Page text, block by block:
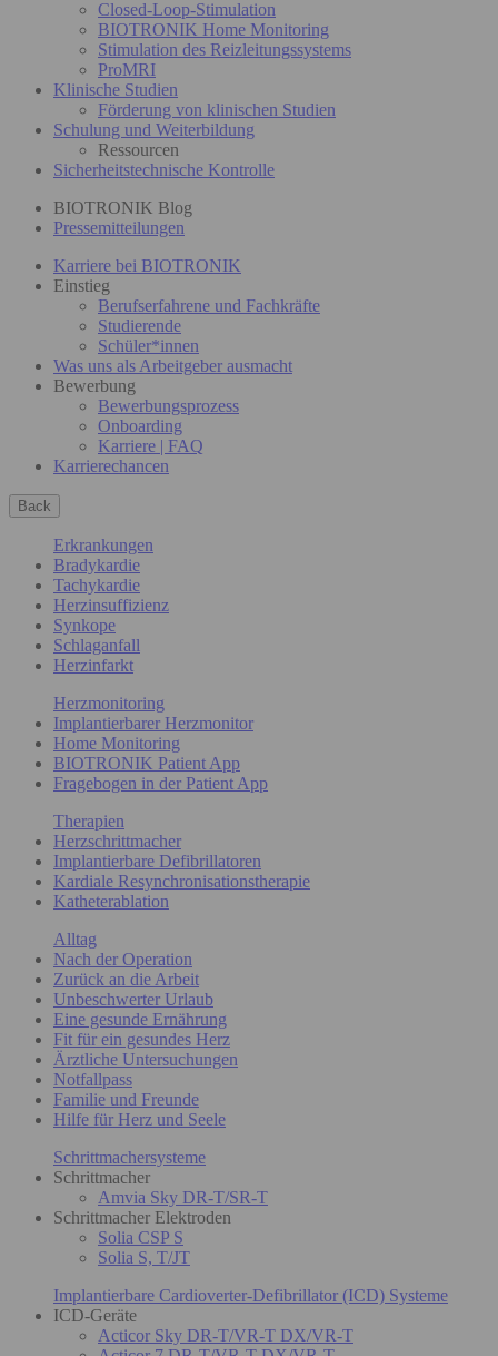
Closed-Loop-Stimulation
BIOTRONIK Home Monitoring
Stimulation des Reizleitungssystems
ProMRI
Klinische Studien
Förderung von klinischen Studien
Schulung und Weiterbildung
Ressourcen
Sicherheitstechnische Kontrolle
BIOTRONIK Blog
Pressemitteilungen
Karriere bei BIOTRONIK
Einstieg
Berufserfahrene und Fachkräfte
Studierende
Schüler*innen
Was uns als Arbeitgeber ausmacht
Bewerbung
Bewerbungsprozess
Onboarding
Karriere | FAQ
Karrierechancen
Back
Erkrankungen
Bradykardie
Tachykardie
Herzinsuffizienz
Synkope
Schlaganfall
Herzinfarkt
Herzmonitoring
Implantierbarer Herzmonitor
Home Monitoring
BIOTRONIK Patient App
Fragebogen in der Patient App
Therapien
Herzschrittmacher
Implantierbare Defibrillatoren
Kardiale Resynchronisationstherapie
Katheterablation
Alltag
Nach der Operation
Zurück an die Arbeit
Unbeschwerter Urlaub
Eine gesunde Ernährung
Fit für ein gesundes Herz
Ärztliche Untersuchungen
Notfallpass
Familie und Freunde
Hilfe für Herz und Seele
Schrittmachersysteme
Schrittmacher
Amvia Sky DR-T/SR-T
Schrittmacher Elektroden
Solia CSP S
Solia S, T/JT
Implantierbare Cardioverter-Defibrillator (ICD) Systeme
ICD-Geräte
Acticor Sky DR-T/VR-T DX/VR-T